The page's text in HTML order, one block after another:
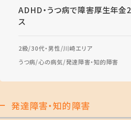
ADHD・うつ病で障害厚生年金
ス
2級 30代・男性 川崎エリア
うつ病 心の病気 発達障害・知的障害
発達障害・知的障害